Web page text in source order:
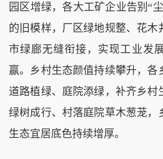
园区增绿，各大工矿企业告别“
的旧模样，厂区绿地规整、花木
市绿廊无缝衔接，实现工业发
赢。乡村生态颜值持续攀升，各
道路植绿、庭院添绿，补齐乡村
绿树成行、村落庭院草木葱茏，
生态宜居底色持续增厚。